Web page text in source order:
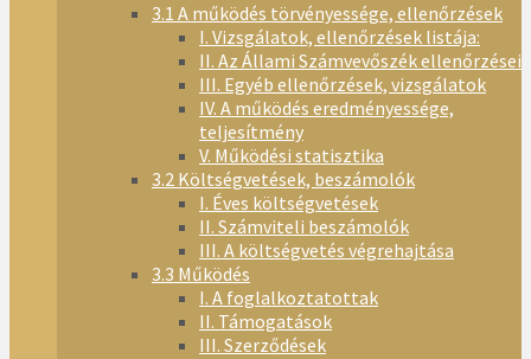
3.1 A működés törvényessége, ellenőrzések
I. Vizsgálatok, ellenőrzések listája:
II. Az Állami Számvevőszék ellenőrzései
III. Egyéb ellenőrzések, vizsgálatok
IV. A működés eredményessége,
teljesítmény
V. Működési statisztika
3.2 Költségvetések, beszámolók
I. Éves költségvetések
II. Számviteli beszámolók
III. A költségvetés végrehajtása
3.3 Működés
I. A foglalkoztatottak
II. Támogatások
III. Szerződések